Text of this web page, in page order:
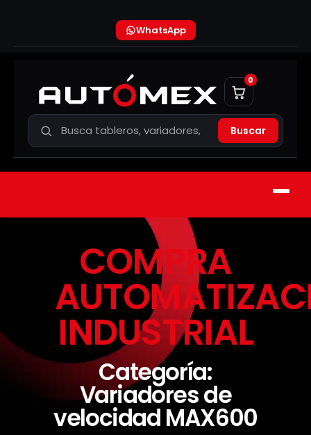
WhatsApp
Buscar
0
COMPRA
INDUSTRIAL
Categoría:
Variadores de
velocidad MAX600